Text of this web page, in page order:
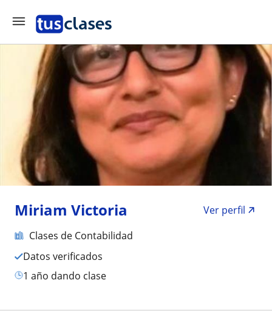
Miriam Victoria
Ver perfil
Clases de Contabilidad
Datos verificados
1 año dando clase